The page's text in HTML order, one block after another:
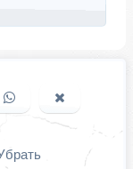
в
Поделиться в
WhatsAppв X